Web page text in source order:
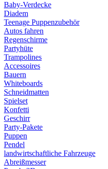
Baby-Verdecke
Diadem
Teenage Puppenzubehör
Autos fahren
Regenschirme
Partyhüte
Trampolines
Accessoires
Bauern
Whiteboards
Schneidmatten
Spielset
Konfetti
Geschirr
Party-Pakete
Puppen
Pendel
landwirtschaftliche Fahrzeuge
Abreißmesser